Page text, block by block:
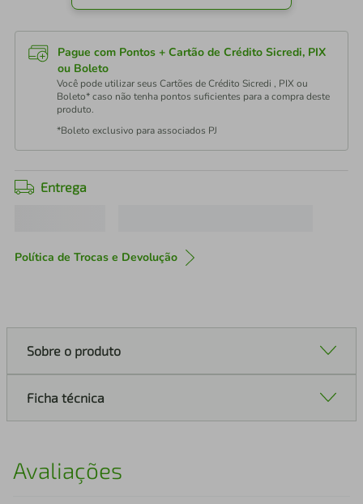
Pague com Pontos + Cartão de Crédito Sicredi, PIX
ou Boleto
Você pode utilizar seus Cartões de Crédito Sicredi , PIX ou
Boleto* caso não tenha pontos suficientes para a compra deste
produto.
*Boleto exclusivo para associados PJ
Entrega
Política de Trocas e Devolução
Sobre o produto
Ficha técnica
Avaliações